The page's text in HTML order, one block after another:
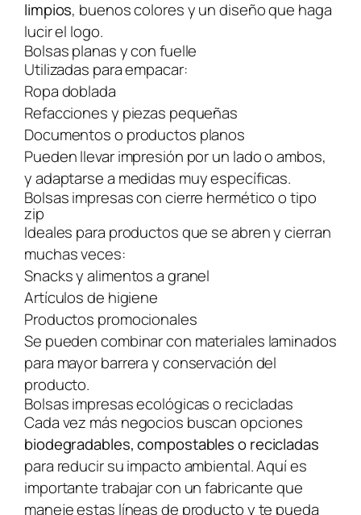
limpios, buenos colores y un diseño que haga
lucir el logo.
Bolsas planas y con fuelle
Utilizadas para empacar:
Ropa doblada
Refacciones y piezas pequeñas
Documentos o productos planos
Pueden llevar impresión por un lado o ambos,
y adaptarse a medidas muy específicas.
Bolsas impresas con cierre hermético o tipo
zip
Ideales para productos que se abren y cierran
muchas veces:
Snacks y alimentos a granel
Artículos de higiene
Productos promocionales
Se pueden combinar con materiales laminados
para mayor barrera y conservación del
producto.
Bolsas impresas ecológicas o recicladas
Cada vez más negocios buscan opciones
biodegradables, compostables o recicladas
para reducir su impacto ambiental. Aquí es
importante trabajar con un fabricante que
maneje estas líneas de producto y te pueda